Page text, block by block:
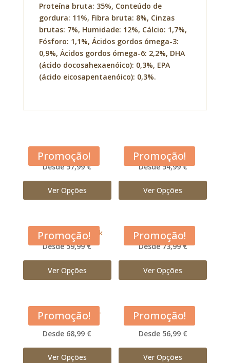
Proteína bruta: 35%, Conteúdo de
gordura: 11%, Fibra bruta: 8%, Cinzas
brutas: 7%, Humidade: 12%, Cálcio: 1,7%,
Fósforo: 1,1%, Ácidos gordos ómega-3:
0,9%, Ácidos gordos ómega-6: 2,2%, DHA
(ácido docosahexaenóico): 0,3%, EPA
(ácido eicosapentaenóico): 0,3%.
Promoção!
Acana Adult Dog
Desde 57,99 €
Ver Opções
Promoção!
Acana Classic Red
Desde 54,99 €
Ver Opções
Promoção!
Acana Free Run Duck
Desde 59,99 €
Ver Opções
Promoção!
Acana Grasslands
Desde 73,99 €
Ver Opções
Promoção!
Acana Large Breed –
Adulto
Desde 68,99 €
Ver Opções
Promoção!
Acana Light and Fit
Desde 56,99 €
Ver Opções